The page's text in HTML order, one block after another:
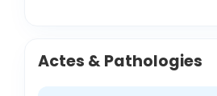
Actes & Pathologies